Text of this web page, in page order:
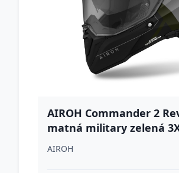
AIROH Commander 2
matná military zelená
AIROH